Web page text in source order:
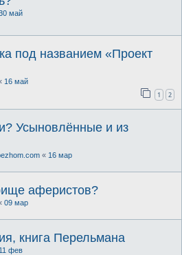
май
под названием «Проект
16 май
1 2
Усыновлённые и из
« 16 мар
аферистов?
09 мар
книга Перельмана
11 фев